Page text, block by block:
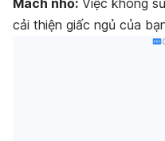
Mách nhỏ: Việc không
cải thiện giấc ngủ của